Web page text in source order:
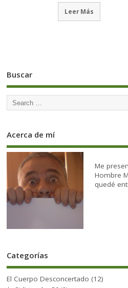
Leer Más
Buscar
Acerca de mí
Me
Hombre
quedé
Categorías
El Cuerpo Desconcertado (12)